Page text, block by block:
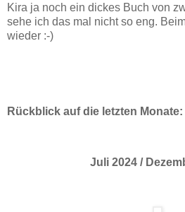
Kira ja noch ein dickes Buch von
sehe ich das mal nicht so eng.
wieder :-)
Rückblick auf die letzten Monate:
Juli 2024 /